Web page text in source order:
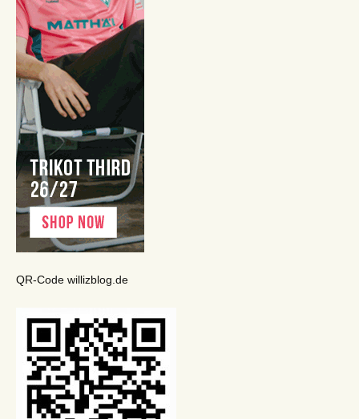
QR-Code willizblog.de